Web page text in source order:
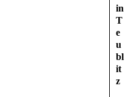
in
T
e
u
bl
it
z